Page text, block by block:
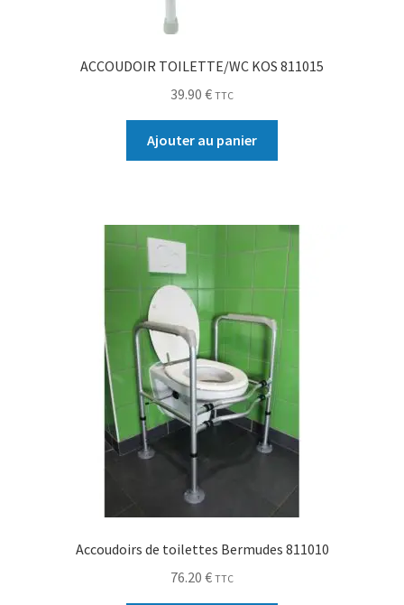
ACCOUDOIR TOILETTE/WC KOS 811015
39.90 € TTC
Ajouter au panier
Accoudoirs de toilettes Bermudes 811010
76.20 € TTC